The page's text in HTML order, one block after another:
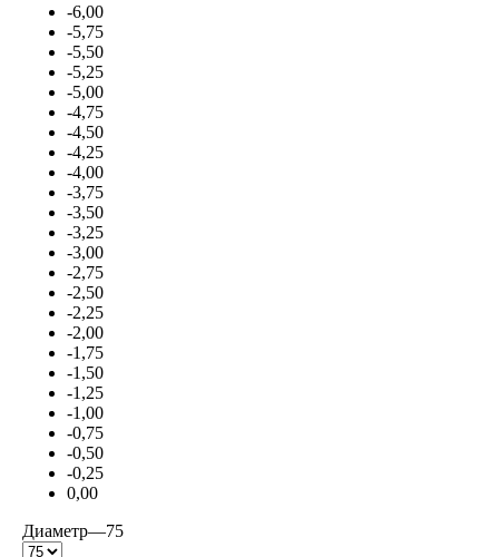
-6,00
-5,75
-5,50
-5,25
-5,00
-4,75
-4,50
-4,25
-4,00
-3,75
-3,50
-3,25
-3,00
-2,75
-2,50
-2,25
-2,00
-1,75
-1,50
-1,25
-1,00
-0,75
-0,50
-0,25
0,00
Диаметр—75